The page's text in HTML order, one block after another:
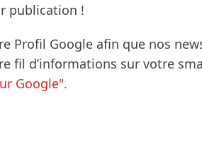
publication !
Profil Google afin que nos
fil d’informations sur votre
Google".